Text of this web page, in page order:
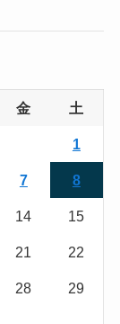
金 土
1
7 8
14 15
21 22
28 29